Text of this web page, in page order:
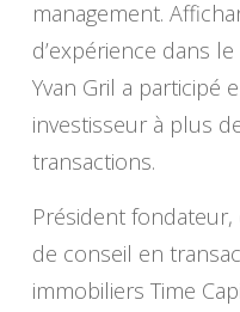
management.
d’expérience dans
Yvan Gril a participé
investisseur à plus
transactions.
Président
de conseil en
immobiliers Time